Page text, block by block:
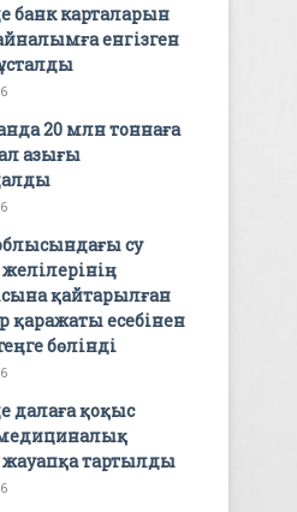
банк карталарын
енгізген
20 млн тоннаға
азығы
су
қайтарылған
қаражаты есебінен
бөлінді
далаға қоқыс
тартылды